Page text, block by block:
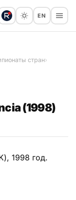
EN
стран›
(1998)
1998 год.